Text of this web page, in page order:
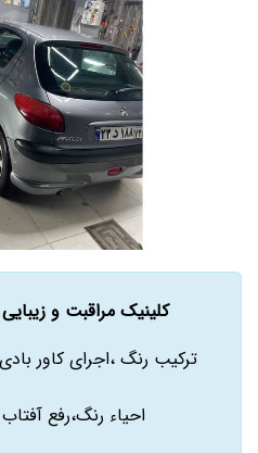
کلینیک مراقبت و
ترکیب رنگ ،اجرای کاور
احیاء رنگ،رفع